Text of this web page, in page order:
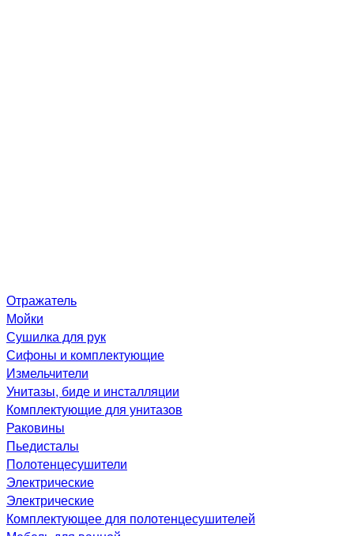
Отражатель
Мойки
Сушилка для рук
Сифоны и комплектующие
Измельчители
Унитазы, биде и инсталляции
Комплектующие для унитазов
Раковины
Пьедисталы
Полотенцесушители
Электрические
Электрические
Комплектующее для полотенцесушителей